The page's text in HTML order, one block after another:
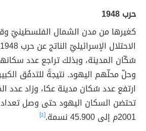
حرب 1948
كغيرها من مدن الشمال الفلسطينيّ
سُكّان المدينة، وبذلك تراجع عدد
وحلّ محلّهم اليهود. نتيجةً للتدفُق
ارتفع عدد سُكان مدينة عكا، وزاد عدد
تحتضن السكان اليهود حتى وصل
2001م إلى 45.900 نسمة.
[٤]